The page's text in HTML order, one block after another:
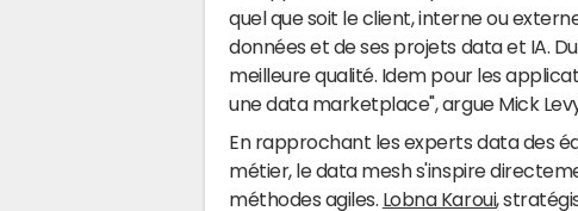
quel que soit le client, interne ou
données et de ses projets data et IA.
meilleure qualité. Idem pour les
une data marketplace", argue Mick
En rapprochant les experts data des
métier, le data mesh s'inspire
méthodes agiles. Lobna Karoui,